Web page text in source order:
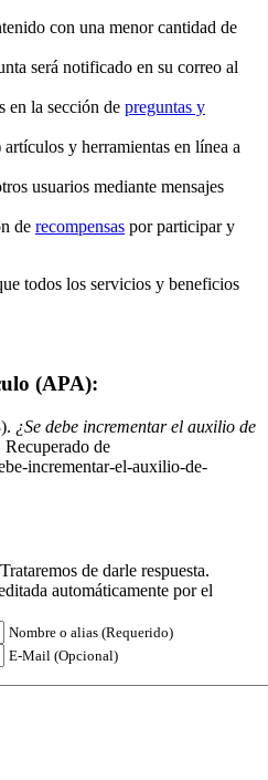
con una menor cantidad de
será notificado en su correo al
en la sección de preguntas y
y herramientas en línea a
usuarios mediante mensajes
de recompensas por participar y
todos los servicios y beneficios
(APA):
¿Se debe incrementar el auxilio de
de
incrementar-el-auxilio-de-
de darle respuesta.
automáticamente por el
Nombre o alias (Requerido)
E-Mail (Opcional)